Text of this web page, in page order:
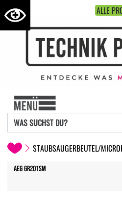
ALLE
STAUBSAUGERBEUTEL/
AEG GR201SM